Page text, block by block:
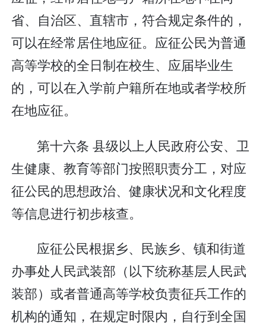
省、自治区、直辖市，符合规定条件的，
可以在经常居住地应征。应征公民为普通
高等学校的全日制在校生、应届毕业生
的，可以在入学前户籍所在地或者学校所
在地应征。
第十六条 县级以上人民政府公安、卫
生健康、教育等部门按照职责分工，对应
征公民的思想政治、健康状况和文化程度
等信息进行初步核查。
应征公民根据乡、民族乡、镇和街道
办事处人民武装部（以下统称基层人民武
装部）或者普通高等学校负责征兵工作的
机构的通知，在规定时限内，自行到全国